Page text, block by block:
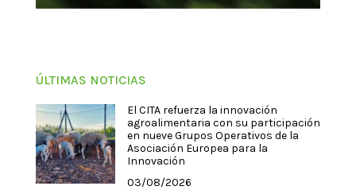
ÚLTIMAS NOTICIAS
El CITA refuerza la innovación
agroalimentaria con su participación
en nueve Grupos Operativos de la
Asociación Europea para la
Innovación
03/08/2026